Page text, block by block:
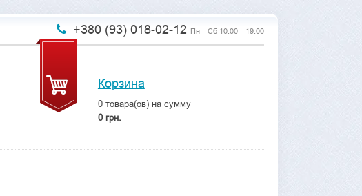
+380 (93) 018-02-12 Пн—Сб 10.00—19.00
Корзина
0товара(ов) на сумму
0 грн.